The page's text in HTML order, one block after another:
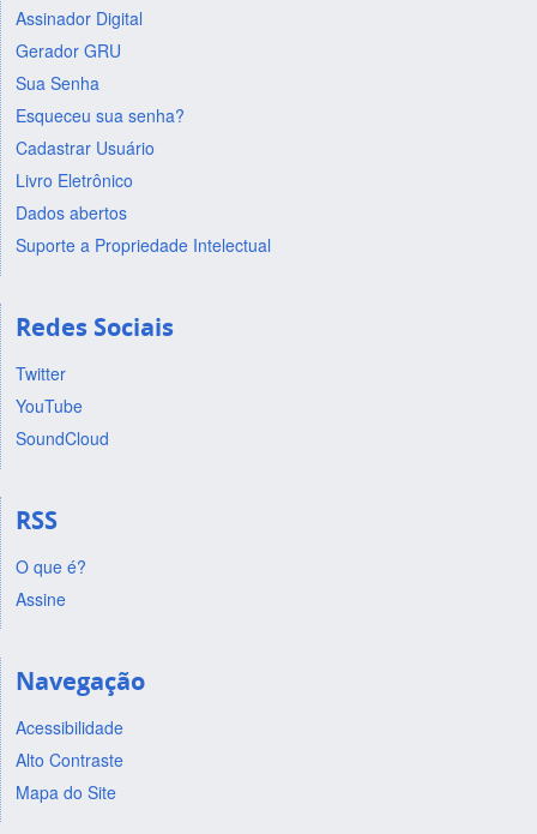
Assinador Digital
Gerador GRU
Sua Senha
Esqueceu sua senha?
Cadastrar Usuário
Livro Eletrônico
Dados abertos
Suporte a Propriedade Intelectual
Redes Sociais
Twitter
YouTube
SoundCloud
RSS
O que é?
Assine
Navegação
Acessibilidade
Alto Contraste
Mapa do Site